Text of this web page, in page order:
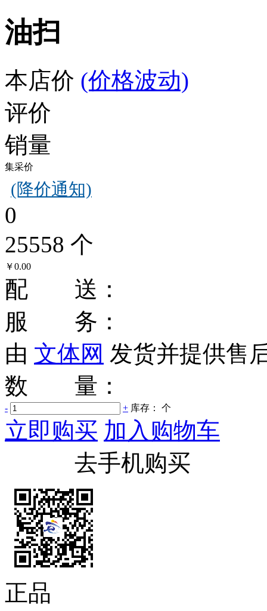
油扫
本店价 (价格波动)
评价
销量
集采价
(降价通知)
0
25558 个
￥0.00
配 送：
服 务：
由 文体网 发货并提供售
数 量：
- + 库存： 个
立即购买 加入购物车
去手机购买
正品